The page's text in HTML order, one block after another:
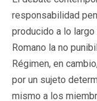
responsabilidad
producido a lo
Romano la no
Régimen, en
por un sujeto
mismo a los